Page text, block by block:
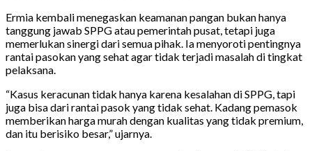
Ermia kembali menegaskan keamanan pangan bukan hanya
tanggung jawab SPPG atau pemerintah pusat, tetapi juga
memerlukan sinergi dari semua pihak. Ia menyoroti pentingnya
rantai pasokan yang sehat agar tidak terjadi masalah di tingkat
pelaksana.
“Kasus keracunan tidak hanya karena kesalahan di SPPG, tapi
juga bisa dari rantai pasok yang tidak sehat. Kadang pemasok
memberikan harga murah dengan kualitas yang tidak premium,
dan itu berisiko besar,” ujarnya.